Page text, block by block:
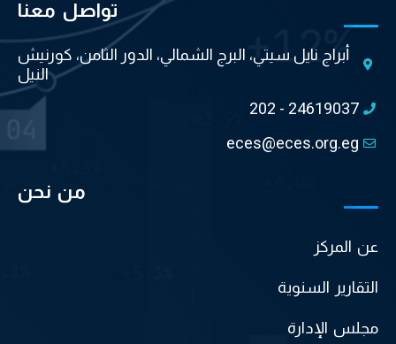
تواصل معنا
أبراج نايل سيتي، البرج الشمالي، الدور الثامن، كورنيش
النيل
202 - 24619037
eces@eces.org.eg
من نحن
عن المركز
التقارير السنوية
مجلس الإدارة